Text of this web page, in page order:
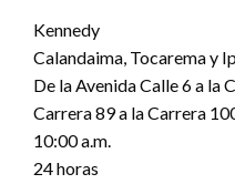
Kennedy
Calandaima, Tocarema y
De la Avenida Calle 6 a la
Carrera 89 a la Carrera
10:00 a.m.
24 horas